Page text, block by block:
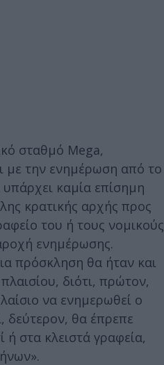
σταθμό Mega,
με την ενημέρωση από το
καμία επίσημη
κρατικής αρχής προς
του ή τους νομικούς
ενημέρωσης.
πρόσκληση θα ήταν και
διότι, πρώτον,
να ενημερωθεί ο
δεύτερον, θα έπρεπε
ή στα κλειστά γραφεία,